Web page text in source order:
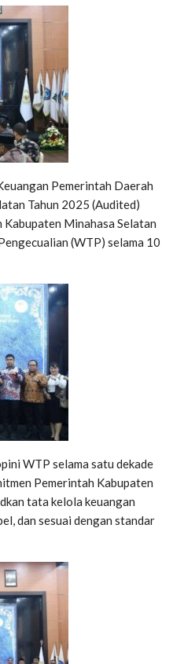
Pemerintah Daerah
Tahun 2025 (Audited)
Kabupaten Minahasa Selatan
(WTP) selama 10
WTP selama satu dekade
Pemerintah Kabupaten
tata kelola keuangan
dan sesuai dengan standar